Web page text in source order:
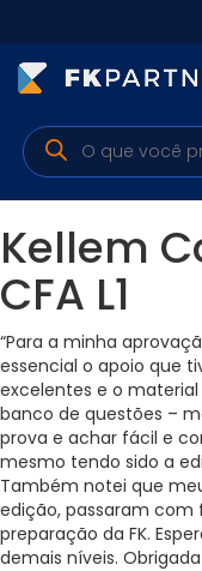
Cursos
Preparatórios
Internacionais
Finanças &
Por atuação
Navegação
Sobre nós
Para empresas
Kellem
CFA L1
“Para a minha
essencial o apoio que
excelentes e o
banco de questões –
prova e achar fácil e
mesmo tendo sido a
Também notei que
edição, passaram com
preparação da FK.
demais níveis.